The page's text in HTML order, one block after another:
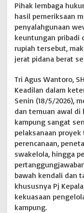
n
J
a
b
t
a
d
a
A
m
b
i
K
e
u
n
t
n
Pihak lembaga
hasil pemeriksaan
penyalahgunaan
keuntungan pribadi
rupiah tersebut,
jerat pidana berat
Tri Agus Wantoro,
Keadilan dalam
Senin (18/5/2026),
dan temuan awal di
kampung sangat
pelaksanaan
perencanaan,
swakelola, hingga
bawah kendali dan
khususnya Pj
kekuasaan
kampung.